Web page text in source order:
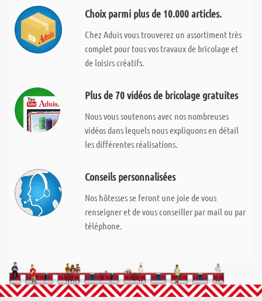
Choix parmi plus de 10.000 articles.
Chez Aduis vous trouverez un assortiment très
complet pour tous vos travaux de bricolage et
de loisirs créatifs.
Plus de 70 vidéos de bricolage gratuites
Nous vous soutenons avec nos nombreuses
vidéos dans lequels nous expliquons en détail
les différentes réalisations.
Conseils personnalisées
Nos hôtesses se feront une joie de vous
renseigner et de vous conseiller par mail ou par
téléphone.